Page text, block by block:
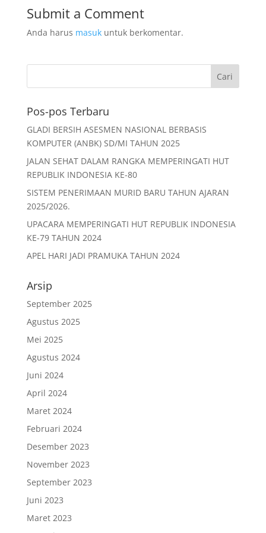
b
o
o
k
A
p
p
Submit a Comment
Anda harus masukuntuk berkomentar.
Pos-pos Terbaru
GLADI BERSIH ASESMEN NASIONAL BERBASIS
KOMPUTER (ANBK) SD/MI TAHUN 2025
JALAN SEHAT DALAM RANGKA MEMPERINGATI HUT
REPUBLIK INDONESIA KE-80
SISTEM PENERIMAAN MURID BARU TAHUN AJARAN
2025/2026.
UPACARA MEMPERINGATI HUT REPUBLIK INDONESIA
KE-79 TAHUN 2024
APEL HARI JADI PRAMUKA TAHUN 2024
Arsip
September 2025
Agustus 2025
Mei 2025
Agustus 2024
Juni 2024
April 2024
Maret 2024
Februari 2024
Desember 2023
November 2023
September 2023
Juni 2023
Maret 2023